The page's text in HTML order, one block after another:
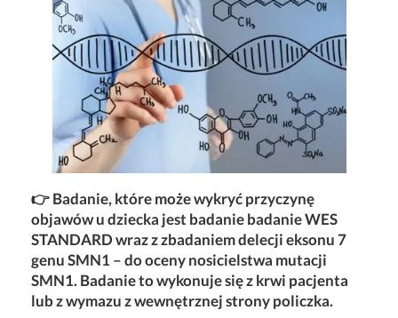
👉 Badanie, które może wykryć przyczynę
objawów u dziecka jest badanie badanie WES
STANDARD wraz z zbadaniem delecji eksonu 7
genu SMN1 – do oceny nosicielstwa mutacji
SMN1. Badanie to wykonuje się z krwi pacjenta
lub z wymazu z wewnętrznej strony policzka.